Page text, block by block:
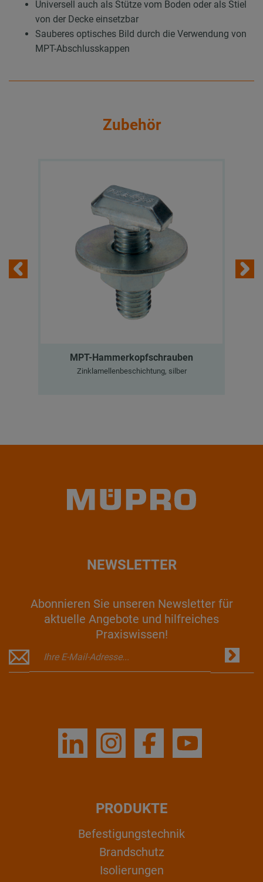
Universell auch als Stütze vom Boden oder als Stiel
von der Decke einsetzbar
Sauberes optisches Bild durch die Verwendung von
MPT-Abschlusskappen
Zubehör
MPT-Hammerkopfschrauben
Zinklamellenbeschichtung, silber
NEWSLETTER
Abonnieren Sie unseren Newsletter für
aktuelle Angebote und hilfreiches
Praxiswissen!
PRODUKTE
Befestigungstechnik
Brandschutz
Isolierungen